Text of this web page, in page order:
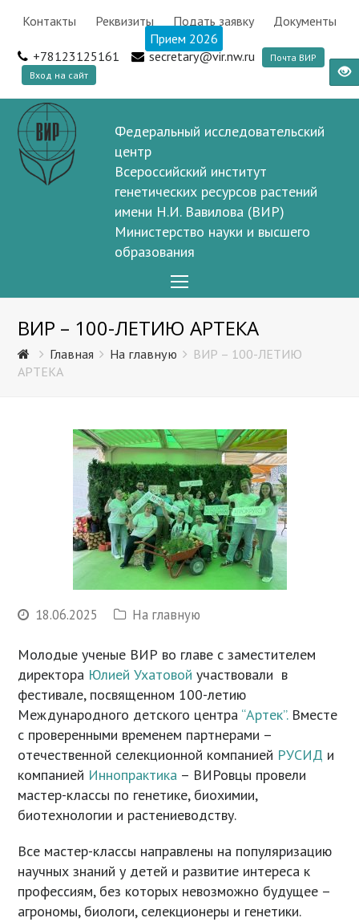
Контакты Реквизиты Подать заявку
Документы
Прием 2026
+78123125161
secretary@vir.nw.ru
Почта ВИР
Вход на сайт
Федеральный исследовательский
центр
Всероссийский институт
генетических ресурсов растений
имени Н.И. Вавилова (ВИР)
Министерство науки и высшего
образования
Menu
ВИР – 100-ЛЕТИЮ АРТЕКА
Главная На главную
ВИР – 100-ЛЕТИЮ
АРТЕКА
18.06.2025 На главную
Молодые ученые ВИР во главе с заместителем
директора Юлией Ухатовой участвовали в
фестивале, посвященном 100-летию
Международного детского центра “Артек”.Вместе
с проверенными временем партнерами –
отечественной селекционной компанией РУСИД и
компанией Иннопрактика – ВИРовцы провели
мастер-классы по генетике, биохимии,
биотехнологии и растениеводству.
Все мастер-классы направлены на популяризацию
научных знаний у детей и развитие интереса к
профессиям, без которых невозможно будущее –
агрономы, биологи, селекционеры и генетики.